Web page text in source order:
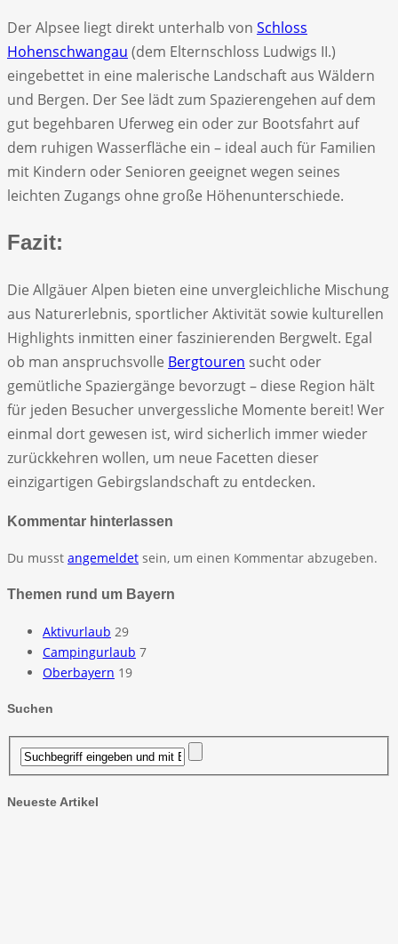
Der Alpsee liegt direkt unterhalb von Schloss
Hohenschwangau (dem Elternschloss Ludwigs II.)
eingebettet in eine malerische Landschaft aus Wäldern
und Bergen. Der See lädt zum Spazierengehen auf dem
gut begehbaren Uferweg ein oder zur Bootsfahrt auf
dem ruhigen Wasserfläche ein – ideal auch für Familien
mit Kindern oder Senioren geeignet wegen seines
leichten Zugangs ohne große Höhenunterschiede.
Fazit:
Die Allgäuer Alpen bieten eine unvergleichliche Mischung
aus Naturerlebnis, sportlicher Aktivität sowie kulturellen
Highlights inmitten einer faszinierenden Bergwelt. Egal
ob man anspruchsvolle Bergtouren sucht oder
gemütliche Spaziergänge bevorzugt – diese Region hält
für jeden Besucher unvergessliche Momente bereit! Wer
einmal dort gewesen ist, wird sicherlich immer wieder
zurückkehren wollen, um neue Facetten dieser
einzigartigen Gebirgslandschaft zu entdecken.
Kommentar hinterlassen
Du musst angemeldet sein, um einen Kommentar abzugeben.
Themen rund um Bayern
Aktivurlaub 29
Campingurlaub 7
Oberbayern 19
Suchen
Neueste Artikel